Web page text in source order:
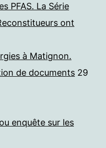
PFAS. La Série
ont
à Matignon.
de documents 29
enquête sur les